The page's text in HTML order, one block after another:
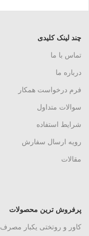
چند لینک کلیدی
تماس با ما
درباره ما
فرم درخواست همکار
سوالات متداول
شرایط استفاده
رویه ارسال سفارش
مقالات
پرفروش ترین محصولات
کاور و روتختی یکبار مصرف